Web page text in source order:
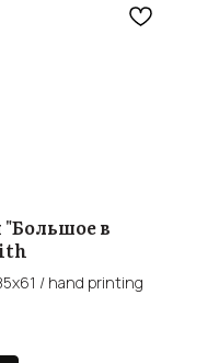
"Большое в
/ hand printing